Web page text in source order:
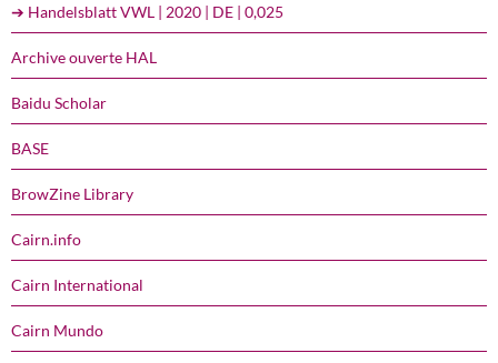
➔ Handelsblatt VWL | 2020 | DE | 0,025
Archive ouverte HAL
Baidu Scholar
BASE
BrowZine Library
Cairn.info
Cairn International
Cairn Mundo